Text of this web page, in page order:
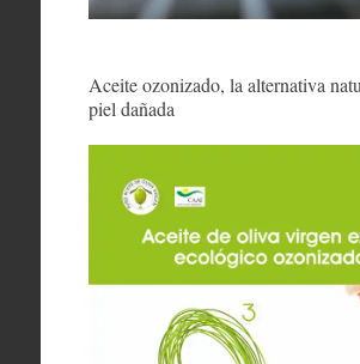
Aceite ozonizado, la alternativa
piel dañada